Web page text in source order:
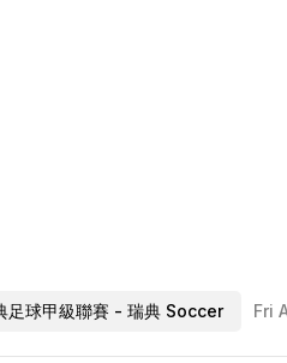
足球甲級聯賽 - 瑞典 Soccer Fri